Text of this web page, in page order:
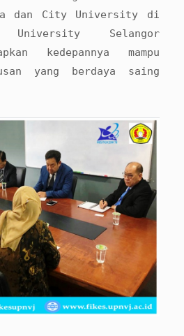
dan City University di
Selangor
kedepannya mampu
yang berdaya saing